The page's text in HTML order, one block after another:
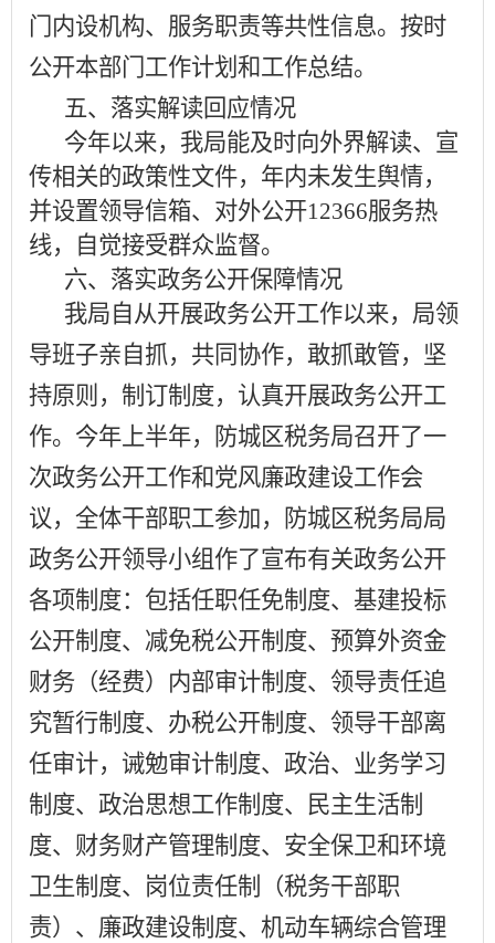
门内设机构、服务职责等共性信息。按时
公开本部门工作计划和工作总结。
五、落实解读回应情况
今年以来，我局能及时向外界解读、宣
传相关的政策性文件，年内未发生舆情，
并设置领导信箱、对外公开12366服务热
线，自觉接受群众监督。
六、落实政务公开保障情况
我局自从开展政务公开工作以来，局领
导班子亲自抓，共同协作，敢抓敢管，坚
持原则，制订制度，认真开展政务公开工
作。今年上半年，防城区税务局召开了一
次政务公开工作和党风廉政建设工作会
议，全体干部职工参加，防城区税务局局
政务公开领导小组作了宣布有关政务公开
各项制度：包括任职任免制度、基建投标
公开制度、减免税公开制度、预算外资金
财务（经费）内部审计制度、领导责任追
究暂行制度、办税公开制度、领导干部离
任审计，诫勉审计制度、政治、业务学习
制度、政治思想工作制度、民主生活制
度、财务财产管理制度、安全保卫和环境
卫生制度、岗位责任制（税务干部职
责）、廉政建设制度、机动车辆综合管理